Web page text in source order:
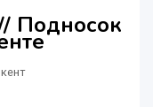
Подносок